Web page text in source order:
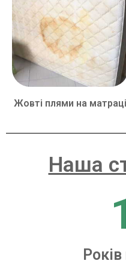
Жовті плями на матраці
Наша